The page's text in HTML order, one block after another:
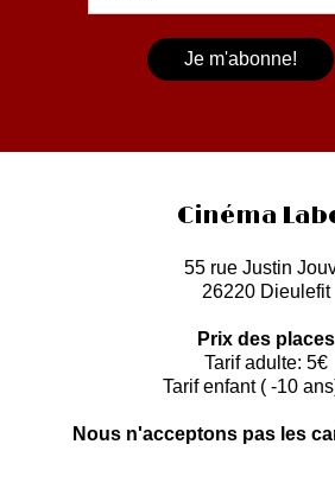
Cinéma
55 rue Justin
26220 Dieulefit
Prix des places
Tarif adulte: 5€
Tarif enfant ( -10
Nous n'acceptons pas les